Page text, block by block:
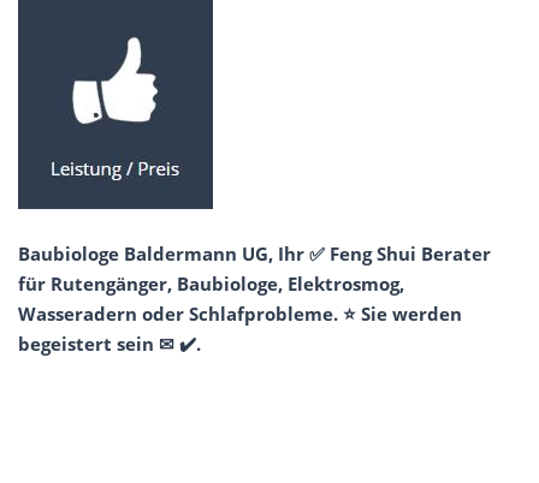
Baubiologe Baldermann UG, Ihr ✅ Feng Shui Berater
für Rutengänger, Baubiologe, Elektrosmog,
Wasseradern oder Schlafprobleme. ⭐ Sie werden
begeistert sein ✉ ✔️.